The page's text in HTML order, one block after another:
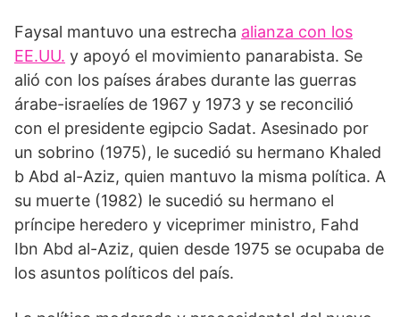
Faysal mantuvo una estrecha alianza con los
EE.UU. y apoyó el movimiento panarabista. Se
alió con los países árabes durante las guerras
árabe-israelíes de 1967 y 1973 y se reconcilió
con el presidente egipcio Sadat. Asesinado por
un sobrino (1975), le sucedió su hermano Khaled
b Abd al-Aziz, quien mantuvo la misma política. A
su muerte (1982) le sucedió su hermano el
príncipe heredero y viceprimer ministro, Fahd
Ibn Abd al-Aziz, quien desde 1975 se ocupaba de
los asuntos políticos del país.